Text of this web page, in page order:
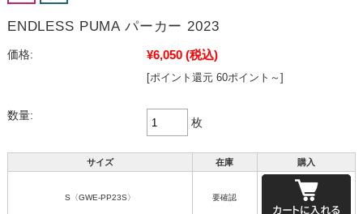
ENDLESS PUMA パーカー 2023
価格: ¥6,050 (税込)
[ポイント還元 60ポイント～]
数量:
枚
サイズ 在庫 購入
S〈GWE-PP23S〉 要確認